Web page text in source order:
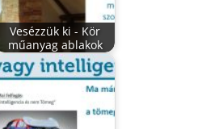
Vesézzük ki - Kör
műanyag ablakok